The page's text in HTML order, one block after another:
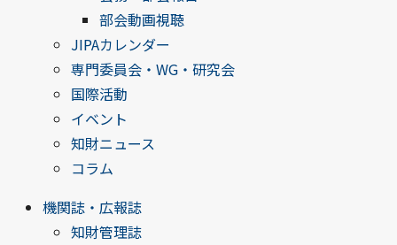
部会動画視聴
JIPAカレンダー
専門委員会・WG・研究会
国際活動
イベント
知財ニュース
コラム
機関誌・広報誌
知財管理誌